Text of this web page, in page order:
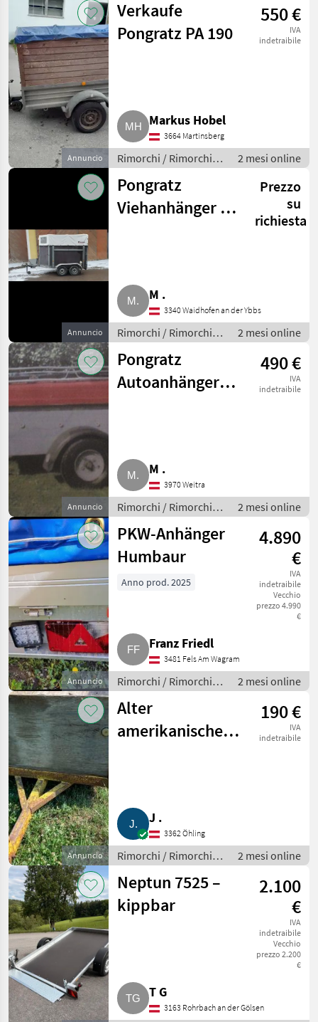
Annuncio
Verkaufe
Pongratz PA 190
550 €
IVA
indetraibile
Markus Hobel
3664 Martinsberg
Rimorchi / Rimorchi
per auto
2 mesi online
Annuncio
Pongratz
Viehanhänger VA
Prezzo
su
richiesta
M .
3340 Waidhofen an der Ybbs
Rimorchi / Rimorchi
per auto
2 mesi online
Annuncio
Pongratz
Autoanhänger
490 €
IVA
indetraibile
M .
3970 Weitra
Rimorchi / Rimorchi
per auto
2 mesi online
Annuncio
PKW-Anhänger
Humbaur
4.890
€
IVA
indetraibile
Vecchio
prezzo 4.990
€
Anno prod. 2025
Franz Friedl
3481 Fels Am Wagram
Rimorchi / Rimorchi
per auto
2 mesi online
Annuncio
Alter
amerikanischer
190 €
IVA
indetraibile
J .
3362 Öhling
Rimorchi / Rimorchi
per auto
2 mesi online
Neptun 7525 –
kippbar
2.100
€
IVA
indetraibile
Vecchio
prezzo 2.200
€
T G
3163 Rohrbach an der Gölsen